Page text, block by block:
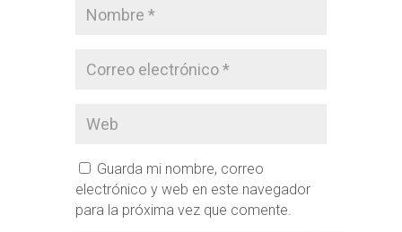
Guarda mi nombre, correo
electrónico y web en este navegador
para la próxima vez que comente.